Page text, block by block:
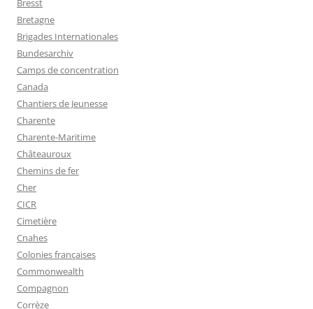
Bretagne
Brigades Internationales
Bundesarchiv
Camps de concentration
Canada
Chantiers de Jeunesse
Charente
Charente-Maritime
Châteauroux
Chemins de fer
Cher
CICR
Cimetière
Cnahes
Colonies françaises
Commonwealth
Compagnon
Corrèze